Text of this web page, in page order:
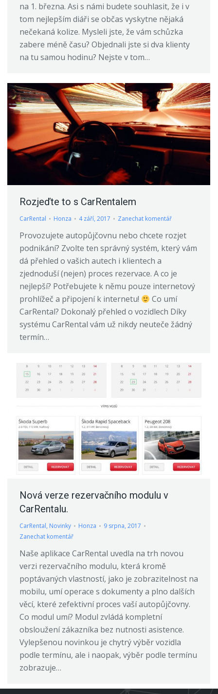
na 1. března. Asi s námi budete souhlasit, že i v
tom nejlepším diáři se občas vyskytne nějaká
nečekaná kolize. Mysleli jste, že vám schůzka
zabere méně času? Objednali jste si dva klienty
na tu samou hodinu? Nejste v tom…
Rozjeďte to s CarRentalem
CarRental Honza 4 září, 2017 Zanechat komentář
Provozujete autopůjčovnu nebo chcete rozjet
podnikání? Zvolte ten správný systém, který vám
dá přehled o vašich autech i klientech a
zjednoduší (nejen) proces rezervace. A co je
nejlepší? Potřebujete k němu pouze internetový
prohlížeč a připojení k internetu!
Co umí
CarRental? Dokonalý přehled o vozidlech Díky
systému CarRental vám už nikdy neuteče žádný
termín…
Nová verze rezervačního modulu v
CarRentalu.
CarRental, Novinky Honza
9 srpna, 2017
Zanechat komentář
Naše aplikace CarRental uvedla na trh novou
verzi rezervačního modulu, která kromě
poptávaných vlastností, jako je zobrazitelnost na
mobilu, umí operace s dokumenty a plno dalších
věcí, které zefektivní proces vaší autopůjčovny.
Co modul umí? Modul zvládá kompletní
obsloužení zákazníka bez nutnosti asistence.
Vylepšenou novinkou je chytrý výběr vozidla
podle termínu, ale i naopak, výběr podle termínu
zobrazuje…